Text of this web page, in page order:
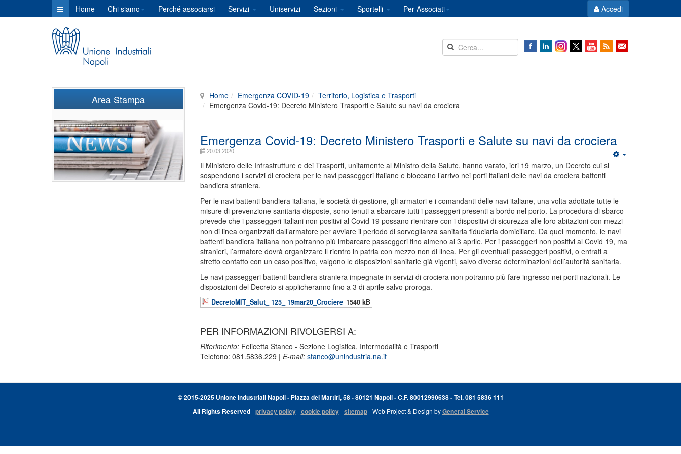
Home Chi siamo Perché associarsi Servizi Uniservizi Sezioni Sportelli Per Associati Accedi
Home Emergenza COVID-19
Territorio, Logistica e Trasporti
Emergenza Covid-19: Decreto Ministero Trasporti e Salute su navi da crociera
Emergenza Covid-19: Decreto Ministero Trasporti e Salute su navi da crociera
20.03.2020
Il Ministero delle Infrastrutture e dei Trasporti, unitamente al Ministro della Salute, hanno varato, ieri 19 marzo, un Decreto cui si
sospendono i servizi di crociera per le navi passeggeri italiane e bloccano l’arrivo nei porti italiani delle navi da crociera battenti
bandiera straniera.
Per le navi battenti bandiera italiana, le società di gestione, gli armatori e i comandanti delle navi italiane, una volta adottate tutte le
misure di prevenzione sanitaria disposte, sono tenuti a sbarcare tutti i passeggeri presenti a bordo nel porto. La procedura di sbarco
prevede che i passeggeri italiani non positivi al Covid 19 possano rientrare con i dispositivi di sicurezza alle loro abitazioni con mezzi
non di linea organizzati dall’armatore per avviare il periodo di sorveglianza sanitaria fiduciaria domiciliare. Da quel momento, le navi
battenti bandiera italiana non potranno più imbarcare passeggeri fino almeno al 3 aprile. Per i passeggeri non positivi al Covid 19, ma
stranieri, l’armatore dovrà organizzare il rientro in patria con mezzo non di linea. Per gli eventuali passeggeri positivi, o entrati a
stretto contatto con un caso positivo, valgono le disposizioni sanitarie già vigenti, salvo diverse determinazioni dell’autorità sanitaria.
Le navi passeggeri battenti bandiera straniera impegnate in servizi di crociera non potranno più fare ingresso nei porti nazionali. Le
disposizioni del Decreto si applicheranno fino a 3 di aprile salvo proroga.
DecretoMIT_Salut_ 125_ 19mar20_Crociere 1540 kB
PER INFORMAZIONI RIVOLGERSI A:
Riferimento:Felicetta Stanco - Sezione Logistica, Intermodalità e Trasporti
Telefono: 081.5836.229 | E-mail: stanco@unindustria.na.it
Area Stampa
© 2015-2025 Unione Industriali Napoli - Piazza dei Martiri, 58 - 80121 Napoli - C.F. 80012990638 - Tel. 081 5836 111
All Rights Reserved-privacy policy-cookie policy-sitemap- Web Project & Design byGeneral Service